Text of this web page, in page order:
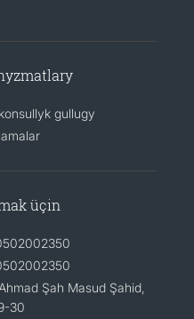
gullugy
üçin
Şah Masud Şahid,
30